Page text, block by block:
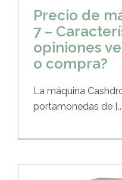
Precio de
7 –
opiniones
o compra?
La máquina
portamonedas de